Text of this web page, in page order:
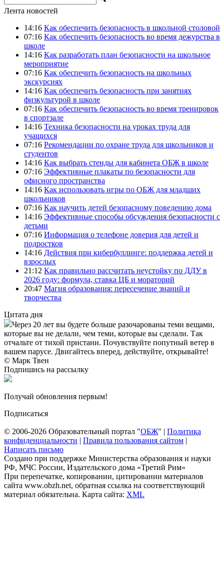
Лента новостей
14:16 Как обеспечить безопасность в школьной столовой
07:16 Как обеспечить безопасность во время дежурства в
школе
14:16 Как разработать план безопасности на школьное
мероприятие
07:16 Как обеспечить безопасность на школьных
экскурсиях
14:16 Как обеспечить безопасность при занятиях
физкультурой в школе
07:16 Как обеспечить безопасность во время тренировок
в спортзале
14:16 Техника безопасности на уроках труда для
учащихся
07:16 Рекомендации по охране труда для школьников и
студентов
14:16 Как выбрать стенды для кабинета ОБЖ в школе
07:16 Эффективные плакаты по безопасности для
офисного пространства
14:16 Как использовать игры по ОБЖ для младших
школьников
07:16 Как научить детей безопасному поведению дома
14:16 Эффективные способы обсуждения безопасности с
детьми
07:16 Информация о телефоне доверия для детей и
подростков
14:16 Действия при кибербуллинге: поддержка детей и
взрослых
21:12 Как правильно рассчитать неустойку по ДДУ в
2026 году: формула, ставка ЦБ и мораторий
20:47 Магия образования: пересечение знаний и
творчества
Цитата дня
Через 20 лет вы будете больше разочарованы теми вещами,
которые вы не делали, чем теми, которые вы сделали. Так
отчальте от тихой пристани. Почувствуйте попутный ветер в
вашем парусе. Двигайтесь вперед, действуйте, открывайте!
© Марк Твен
Подпишись на рассылку
Получай обновления первым!
Подписаться
© 2006-2026 Образовательный портал "ОБЖ" | Политика
конфиденциальности | Правила пользования сайтом |
Написать письмо
Создано при поддержке Министерства образования и науки
РФ, МЧС России, Издательского дома «Третий Рим»
При перепечатке, копировании, цитировании материалов
сайта www.obzh.net, обратная ссылка на соответствующий
материал обязательна. Карта сайта: XML